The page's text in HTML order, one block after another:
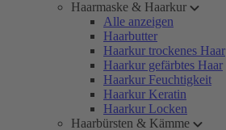
Haarmaske & Haarkur
Alle anzeigen
Haarbutter
Haarkur trockenes Haar
Haarkur gefärbtes Haar
Haarkur Feuchtigkeit
Haarkur Keratin
Haarkur Locken
Haarbürsten & Kämme